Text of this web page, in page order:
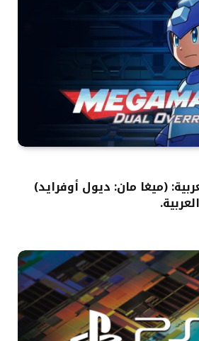
(ميغا مان: ديول أوفرايد)